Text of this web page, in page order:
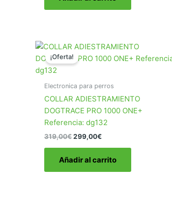
¡Oferta!
Electronica para perros
COLLAR ADIESTRAMIENTO
DOGTRACE PRO 1000 ONE+
Referencia: dg132
319,00€El
era:
299,00€El
es:
299,00€.
Añadir al carrito